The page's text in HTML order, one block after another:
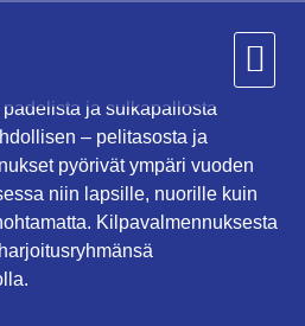
ja sulkapallosta
– pelitasosta ja
pyörivät ympäri vuoden
niin lapsille, nuorille kuin
Kilpavalmennuksesta